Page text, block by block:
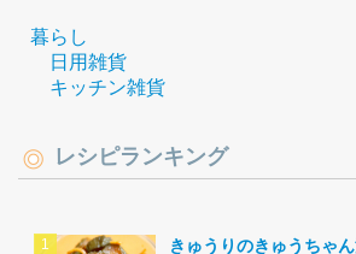
暮らし
日用雑貨
キッチン雑貨
レシピランキング
きゅうりのきゅうちゃ